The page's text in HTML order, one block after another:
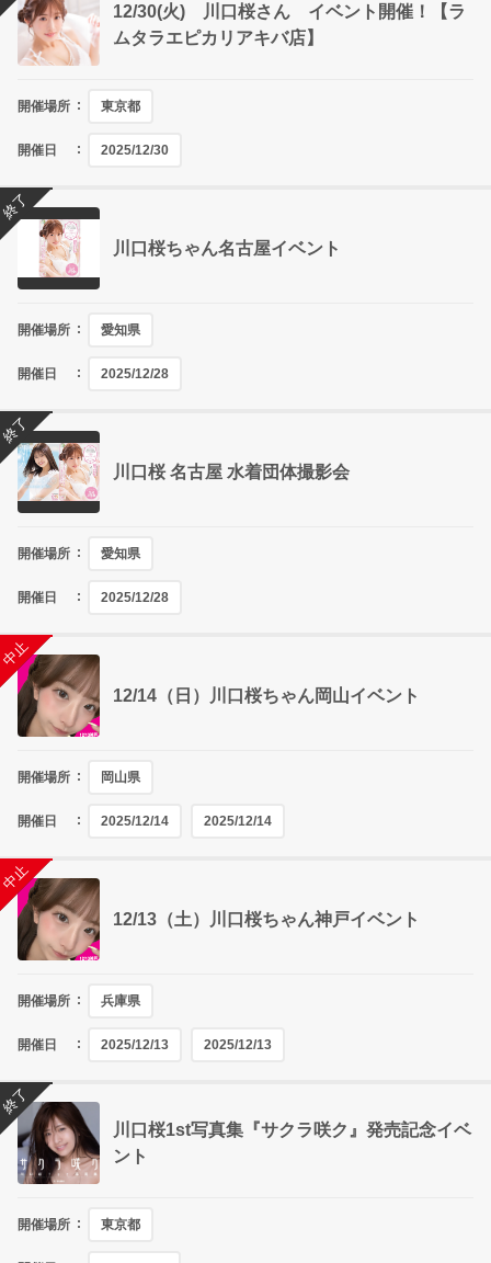
12/30(火) 川口桜さん イベント開催！【ラ
ムタラエピカリアキバ店】
開催場所 東京都
開催日 2025/12/30
川口桜ちゃん名古屋イベント
開催場所 愛知県
開催日 2025/12/28
終了
川口桜 名古屋 水着団体撮影会
開催場所 愛知県
開催日 2025/12/28
終了
12/14（日）川口桜ちゃん岡山イベント
開催場所 岡山県
開催日 2025/12/14 2025/12/14
終了
中止
12/13（土）川口桜ちゃん神戸イベント
開催場所 兵庫県
開催日 2025/12/13 2025/12/13
終了
中止
川口桜1st写真集『サクラ咲ク』発売記念イベ
ント
開催場所 東京都
終了